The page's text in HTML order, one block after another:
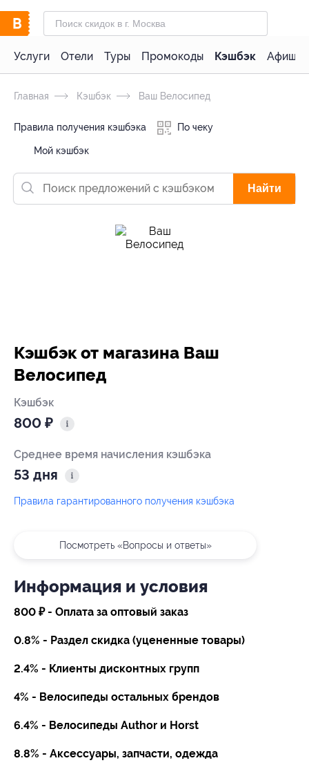
Услуги Отели Туры Промокоды Кэшбэк Афиша
Главная Кэшбэк Ваш Велосипед
Правила получения кэшбэка По чеку
Мой кэшбэк
Найти
Кэшбэк от магазина Ваш
Велосипед
Кэшбэк
800 ₽
Среднее время начисления кэшбэка
53 дня
Правила гарантированного получения кэшбэка
Посмотреть «Вопросы и ответы»
Информация и условия
800 ₽ - Оплата за оптовый заказ
0.8% - Раздел скидка (уцененные товары)
2.4% - Клиенты дисконтных групп
4% - Велосипеды остальных брендов
6.4% - Велосипеды Author и Horst
8.8% - Аксессуары, запчасти, одежда